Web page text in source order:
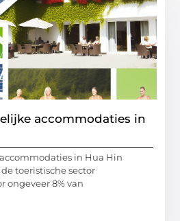
accommodaties in
in Hua Hin
toeristische sector
ongeveer 8% van